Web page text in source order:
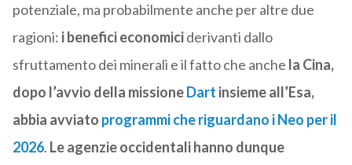
potenziale, ma probabilmente anche per altre due
ragioni: i benefici economiciderivanti dallo
sfruttamento dei minerali e il fatto che anche la Cina,
dopo l’avvio della missioneDart insieme all’Esa,
abbia avviato programmiche riguardano i Neo per il
2026. Le agenzie occidentali hanno dunque